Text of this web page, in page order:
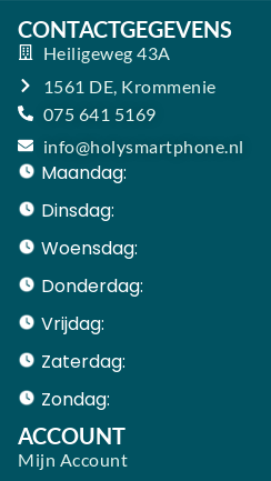
CONTACTGEGEVENS
Heiligeweg 43A
1561 DE, Krommenie
075 641 5169
info@holysmartphone.nl
Maandag:
Dinsdag:
Woensdag:
Donderdag:
Vrijdag:
Zaterdag:
Zondag:
ACCOUNT
Mijn Account